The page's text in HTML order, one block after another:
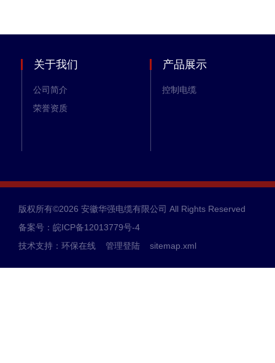
关于我们
公司简介
荣誉资质
产品展示
控制电缆
版权所有©2026 安徽华强电缆有限公司 All Rights Reserved
备案号：皖ICP备12013779号-4
技术支持： 环保在线 管理登陆 sitemap.xml